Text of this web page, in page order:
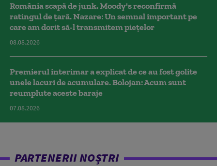
România scapă de junk. Moody's reconfirmă
ratingul de țară. Nazare: Un semnal important pe
care am dorit să-l transmitem piețelor
08.08.2026
Premierul interimar a explicat de ce au fost golite
unele lacuri de acumulare. Bolojan: Acum sunt
reumplute aceste baraje
07.08.2026
PARTENERII NOȘTRI